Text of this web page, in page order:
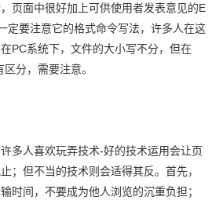
页面中很好加上可供使用者发表意见的E
定要注意它的格式命令写法，许多人在这
PC系统下，文件的大小写不分，但在
分，需要注意。
多人喜欢玩弄技术-好的技术运用会让页
；但不当的技术则会适得其反。首先，
时间，不要成为他人浏览的沉重负担；